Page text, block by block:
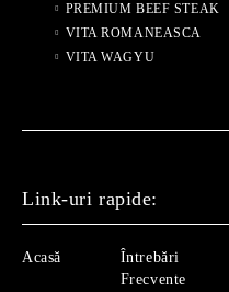
PREMIUM BEEF STEAK
VITA ROMANEASCA
VITA WAGYU
Link-uri rapide:
Acasă
Întrebări
Frecvente